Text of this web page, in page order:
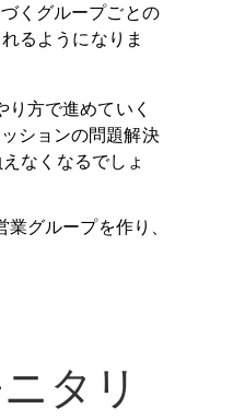
くグループごとの
るようになりま
り方で進めていく
ションの問題解決
なくなるでしょ
グループを作り、
タリ